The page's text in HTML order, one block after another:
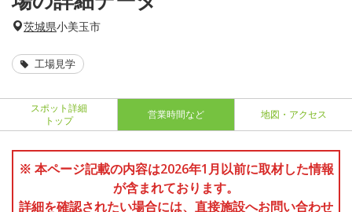
茨城県小美玉市
工場見学
スポット詳細
トップ
営業時間など 地図・アクセス
※ 本ページ記載の内容は2026年1月以前に取材した情報
が含まれております。
詳細を確認されたい場合には、直接施設へお問い合わせ